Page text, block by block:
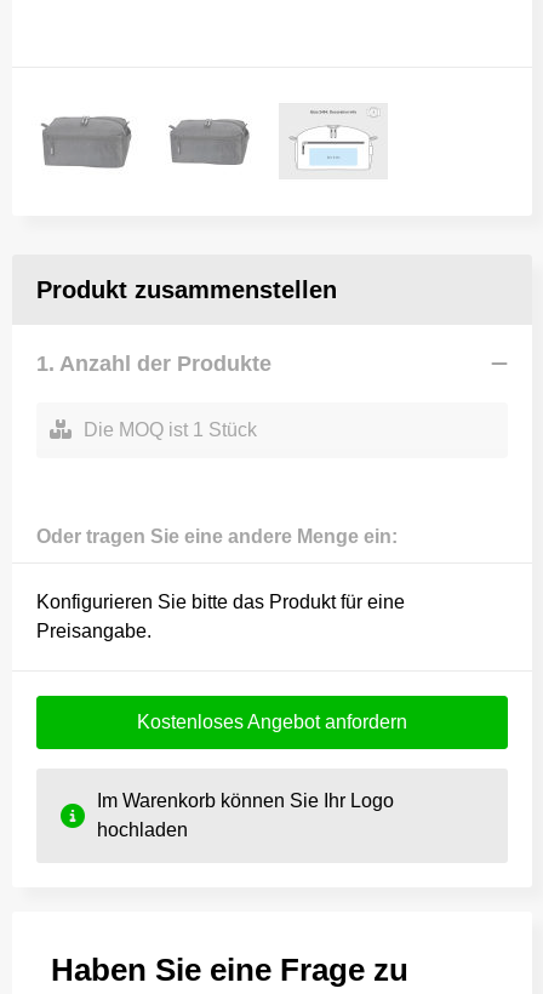
Produkt zusammenstellen
1. Anzahl der Produkte
Die MOQ ist 1 Stück
Oder tragen Sie eine andere Menge ein:
Konfigurieren Sie bitte das Produkt für eine
Preisangabe.
Kostenloses Angebot anfordern
Im Warenkorb können Sie Ihr Logo
hochladen
Haben Sie eine Frage zu